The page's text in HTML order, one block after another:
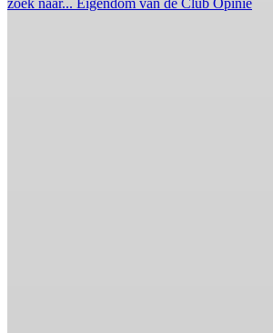
zoek naar... Eigendom van de Club Opinie